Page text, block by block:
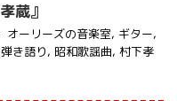
蔵』
オーリーズの音楽室, ギター,
弾き語り, 昭和歌謡曲, 村下孝